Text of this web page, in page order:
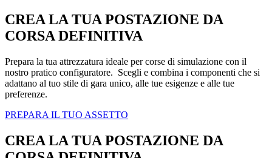
CREA LA TUA POSTAZIONE DA
CORSA DEFINITIVA
Prepara la tua attrezzatura ideale per corse di simulazione con il
nostro pratico configuratore. Scegli e combina i componenti che si
adattano al tuo stile di gara unico, alle tue esigenze e alle tue
preferenze.
PREPARA IL TUO ASSETTO
CREA LA TUA POSTAZIONE DA